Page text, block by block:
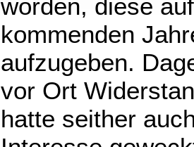
worden, diese
kommenden
aufzugeben.
vor Ort
hatte seither